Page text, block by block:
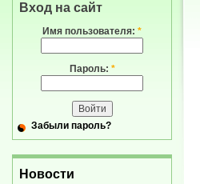
Вход на сайт
Имя пользователя: *
Пароль: *
Забыли пароль?
Новости